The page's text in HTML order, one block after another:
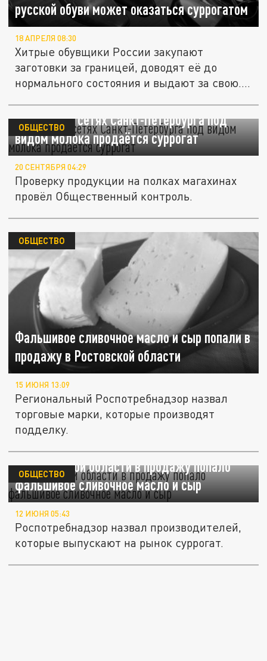
русской обуви может оказаться суррогатом
18 АПРЕЛЯ 08:30
Хитрые обувщики России закупают
заготовки за границей, доводят её до
нормального состояния и выдают за свою.
В торговых сетях Санкт-Петербурга под
видом молока продаётся суррогат
ОБЩЕСТВО
20 СЕНТЯБРЯ 04:29
Проверку продукции на полках магахинах
провёл Общественный контроль.
Фальшивое сливочное масло и сыр попали в
продажу в Ростовской области
ОБЩЕСТВО
15 ИЮНЯ 13:09
Региональный Роспотребнадзор назвал
торговые марки, которые производят
подделку.
В Ростовской области в продажу попало
фальшивое сливочное масло и сыр
ОБЩЕСТВО
12 ИЮНЯ 05:43
Роспотребнадзор назвал производителей,
которые выпускают на рынок суррогат.